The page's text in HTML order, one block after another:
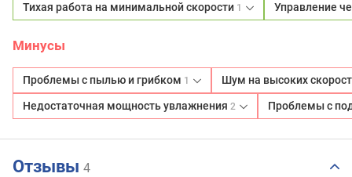
Тихая работа на минимальной скорости 1 Управление
Минусы
Проблемы с пылью и грибком 1 Шум на высоких
Недостаточная мощность увлажнения 2 Проблемы с
Отзывы 4